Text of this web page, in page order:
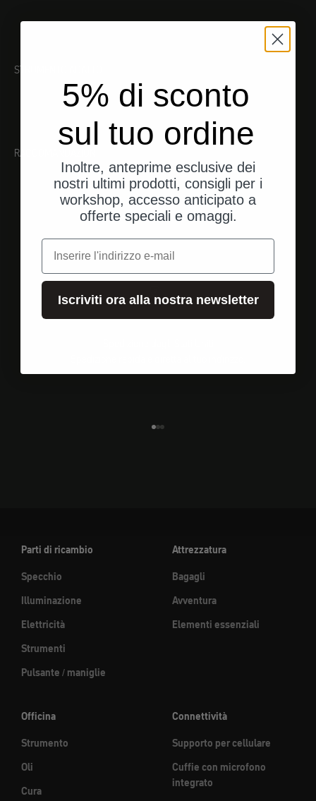
STRUMENTO ADATTO
RACCOMANDAZIONI
Parti di ricambio
Specchio
Illuminazione
Elettricità
Strumenti
Pulsante / maniglie
Attrezzatura
Bagagli
Avventura
Elementi essenziali
Officina
Strumento
Oli
Cura
Connettività
Supporto per cellulare
Cuffie con microfono
integrato
5% di sconto
sul tuo ordine
Inoltre, anteprime esclusive dei
nostri ultimi prodotti, consigli per i
workshop, accesso anticipato a
offerte speciali e omaggi.
e-mail
Iscriviti ora alla nostra newsletter